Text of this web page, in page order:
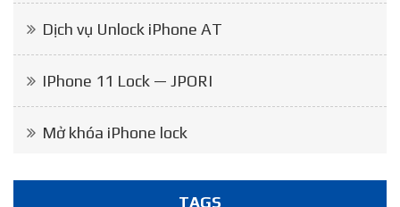
Dịch vụ Unlock iPhone AT
IPhone 11 Lock — JPORI
Mở khóa iPhone lock
TAGS